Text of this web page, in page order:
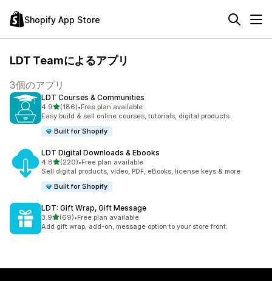
Shopify App Store
LDT Teamによるアプリ
3個のアプリ
LDT Courses & Communities
4.95つ星中
(186)
合計レビュー数：186件
•Free plan available
Easy build & sell online courses, tutorials, digital products
Built for Shopify
LDT Digital Downloads & Ebooks
4.85つ星中
(220)
合計レビュー数：220件
•Free plan available
Sell digital products, video, PDF, eBooks, license keys & more
Built for Shopify
LDT: Gift Wrap, Gift Message
3.95つ星中
(69)
合計レビュー数：69件
•Free plan available
Add gift wrap, add-on, message option to your store front.